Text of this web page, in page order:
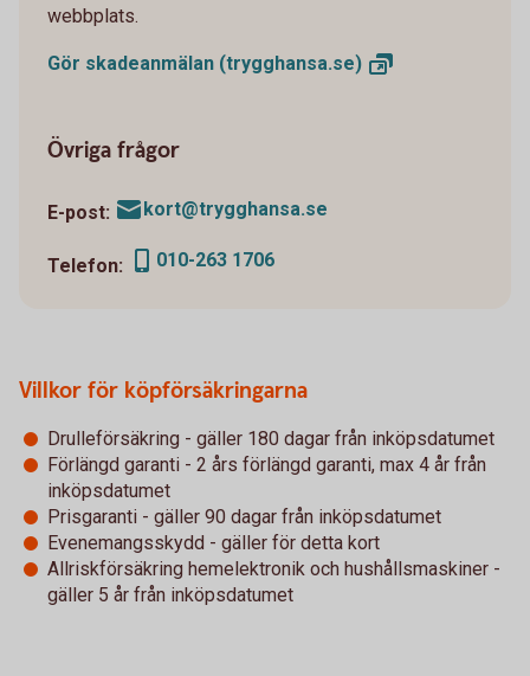
webbplats.
Gör skadeanmälan (trygghansa.se)
Övriga frågor
E-post: kort@trygghansa.se
Telefon: 010-263 1706
Villkor för köpförsäkringarna
Drulleförsäkring - gäller 180 dagar från inköpsdatumet
Förlängd garanti - 2 års förlängd garanti, max 4 år från
inköpsdatumet
Prisgaranti - gäller 90 dagar från inköpsdatumet
Evenemangsskydd - gäller för detta kort
Allriskförsäkring hemelektronik och hushållsmaskiner -
gäller 5 år från inköpsdatumet